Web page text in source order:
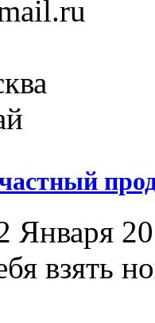
Января
взять